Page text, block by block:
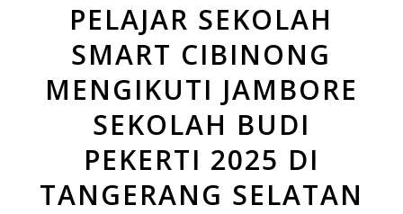
PELAJAR SEKOLAH
SMART CIBINONG
MENGIKUTI JAMBORE
SEKOLAH BUDI
PEKERTI 2025 DI
TANGERANG SELATAN